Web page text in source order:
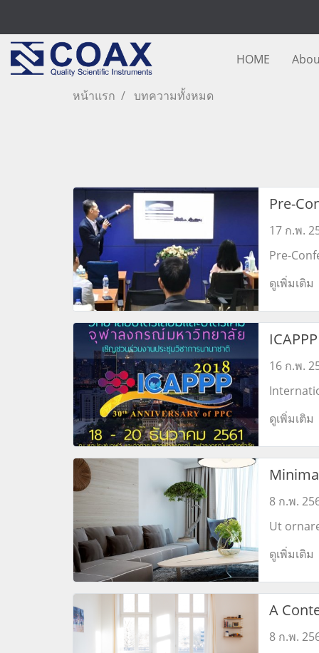
HOME
หน้าแรก บทความทั้งหมด
Pre-
17 ก.พ.
Pre-
with
40 & C-
variable
2.
and
ดูเพิ่มเติม
16 ก.พ.
ดูเพิ่มเติม
8 ก.พ.
Ut
porttitor
Mauris
feugiat.
ดูเพิ่มเติม
A
Interior
8 ก.พ.